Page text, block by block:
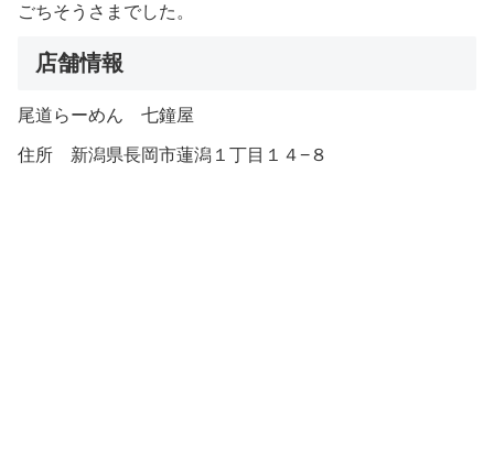
ごちそうさまでした。
店舗情報
尾道らーめん 七鐘屋
住所 新潟県長岡市蓮潟１丁目１４−８